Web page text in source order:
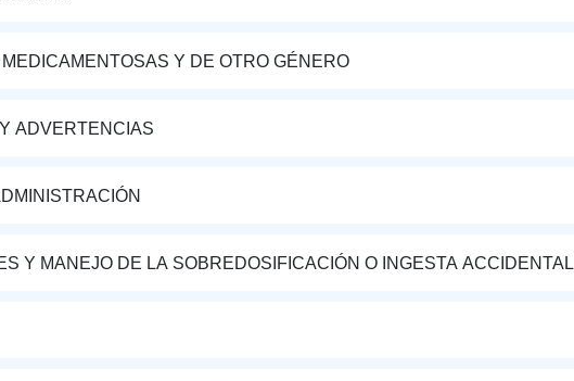
Y DE OTRO GÉNERO
ADVERTENCIAS
Y MANEJO DE LA SOBREDOSIFICACIÓN O INGESTA ACCIDENTAL